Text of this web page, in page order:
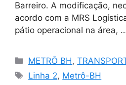
Barreiro. A modificação,
acordo com a MRS
pátio operacional na área,
Categorias
METRÔ BH,
Tags
Linha 2, Metrô-BH